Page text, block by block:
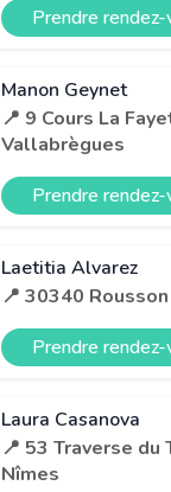
Prendre rendez-
Manon Geynet
📍 9 Cours La
Vallabrègues
Prendre rendez-
Laetitia Alvarez
📍 30340 Rousson
Prendre rendez-
Laura Casanova
📍 53 Traverse du
Nîmes